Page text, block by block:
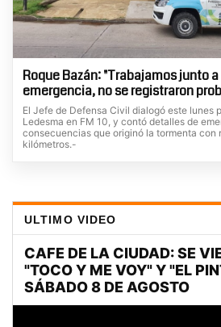
Roque Bazán: "Trabajamos junto
emergencia, no se registraron
El Jefe de Defensa Civil dialogó este lunes
Ledesma en FM 10, y contó detalles de
consecuencias que originó la tormenta con
kilómetros.-
ULTIMO VIDEO